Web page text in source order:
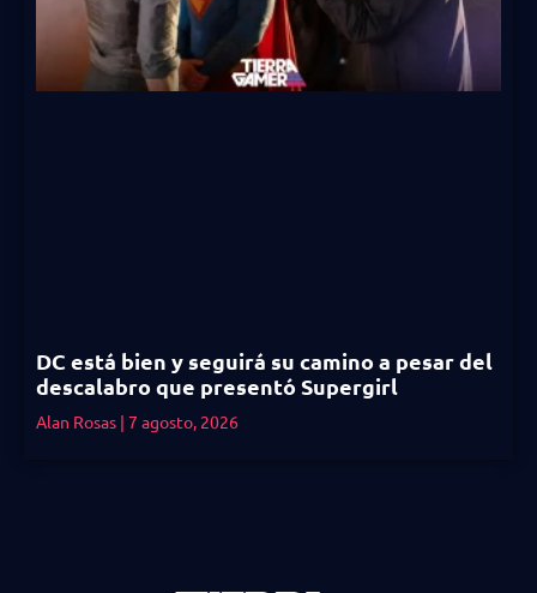
DC está bien y seguirá su camino a pesar del
descalabro que presentó Supergirl
Alan Rosas 7 agosto, 2026